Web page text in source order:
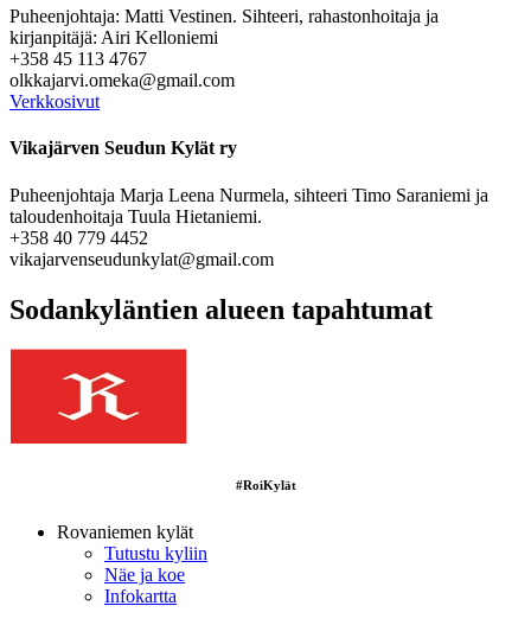
Puheenjohtaja: Matti Vestinen. Sihteeri, rahastonhoitaja ja
kirjanpitäjä: Airi Kelloniemi
+358 45 113 4767
olkkajarvi.omeka@gmail.com
Verkkosivut
Vikajärven Seudun Kylät ry
Puheenjohtaja Marja Leena Nurmela, sihteeri Timo Saraniemi ja
taloudenhoitaja Tuula Hietaniemi.
+358 40 779 4452
vikajarvenseudunkylat@gmail.com
Sodankyläntien alueen tapahtumat
#RoiKylät
Rovaniemen kylät
Tutustu kyliin
Näe ja koe
Infokartta